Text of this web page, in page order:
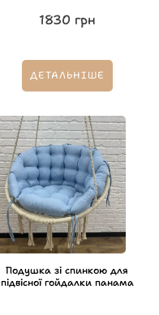
1830 грн
ДЕТАЛЬНІШЕ
Подушка зі спинкою для
підвісної гойдалки панама